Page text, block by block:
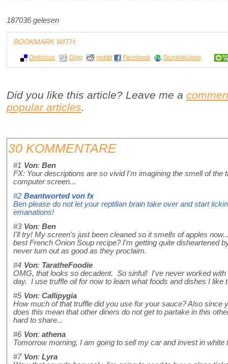
187036 gelesen
BOOKMARK WITH:
Delicious Digg reddit Facebook StumbleUpon
Did you like this article? Leave me a
popular articles.
30 KOMMENTARE
#1 Von: Ben
FX: Your descriptions are so vivid I'm imagining the smell of the
computer screen...
#2 Beantworted von fx
Ben please do not let your reptilian brain take over and start
emanations!
#3 Von: Ben
I'll try! My screen's just been cleaned so it smells of apples
best French Onion Soup recipe? I'm getting quite disheartened
never turn out as good as they proclaim.
#4 Von: TaratheFoodie
OMG, that looks so decadent. So sinful! I've never worked with
day. I use truffle oil for now to learn what foods and dishes I
#5 Von: Callipygia
How much of that truffle did you use for your sauce? Also since
does this mean that other diners do not get to partake in this
hard to share...
#6 Von: athena
Tomorrow morning, I am going to sell my car and invest in white
#7 Von: Lyra